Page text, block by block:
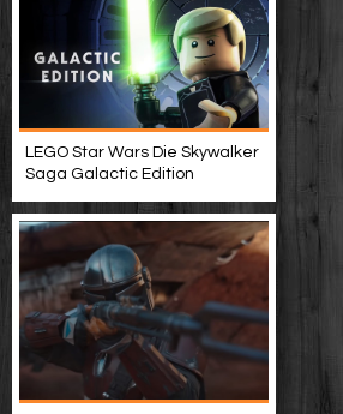
LEGO Star Wars Die Skywalker
Saga Galactic Edition